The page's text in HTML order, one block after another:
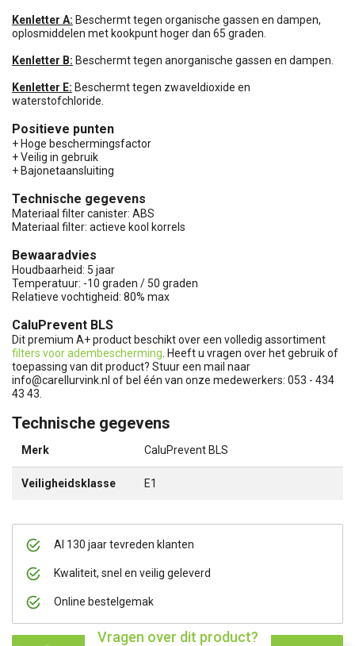
Al 130 jaar tevreden klanten
Kwaliteit, snel en veilig geleverd
Online bestelgemak
Vragen over dit product?
Kenletter A: Beschermt tegen organische gassen en dampen,
oplosmiddelen met kookpunt hoger dan 65 graden.
Kenletter B: Beschermt tegen anorganische gassen en dampen.
Kenletter E: Beschermt tegen zwaveldioxide en
waterstofchloride.
Positieve punten
+ Hoge beschermingsfactor
+ Veilig in gebruik
+ Bajonetaansluiting
Technische gegevens
Materiaal filter canister: ABS
Materiaal filter: actieve kool korrels
Bewaaradvies
Houdbaarheid: 5 jaar
Temperatuur: -10 graden / 50 graden
Relatieve vochtigheid: 80% max
CaluPrevent BLS
Dit premium A+ product beschikt over een volledig assortiment
filters voor adembescherming . Heeft u vragen over het gebruik of
toepassing van dit product? Stuur een mail naar
info@carellurvink.nl of bel één van onze medewerkers: 053 - 434
43 43.
Technische gegevens
Merk CaluPrevent BLS
Veiligheidsklasse E1